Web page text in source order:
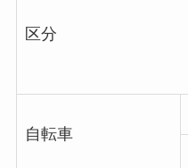
区分
自転車